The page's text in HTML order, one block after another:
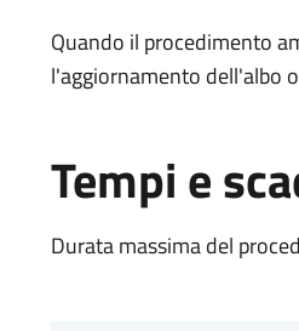
Quando il procedimento
l'aggiornamento dell'albo
Tempi e
Durata massima del